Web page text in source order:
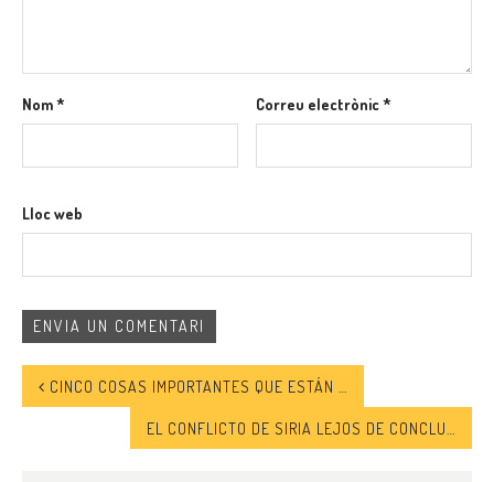
Nom* Correu electrònic*
Lloc web
CINCO COSAS IMPORTANTES QUE ESTÁN PASANDO EN EL MUNDO ÁRABE